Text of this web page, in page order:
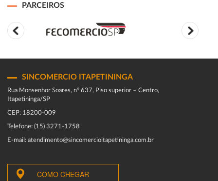
PARCEIROS
SINCOMERCIO ITAPETININGA
Rua Monsenhor Soares, nº 637, Piso superior – Centro,
Itapetininga/SP
CEP: 18200-009
Telefone: (15) 3271-1758
E-mail: atendimento@sincomercioitapetininga.com.br
COMO CHEGAR